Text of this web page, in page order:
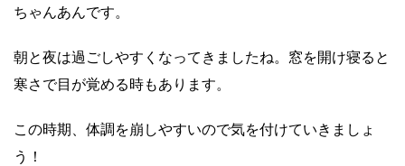
ちゃんあんです。
朝と夜は過ごしやすくなってきましたね。窓を開け寝ると
寒さで目が覚める時もあります。
この時期、体調を崩しやすいので気を付けていきましょ
う！